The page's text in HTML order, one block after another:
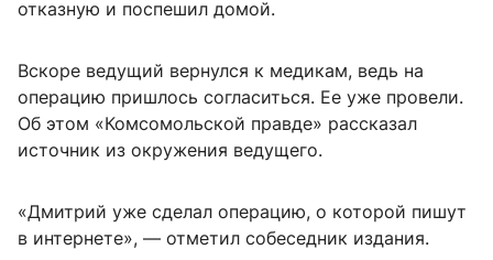
отказную и поспешил домой.
Вскоре ведущий вернулся к медикам, ведь на
операцию пришлось согласиться. Ее уже провели.
Об этом «Комсомольской правде» рассказал
источник из окружения ведущего.
«Дмитрий уже сделал операцию, о которой пишут
в интернете», — отметил собеседник издания.